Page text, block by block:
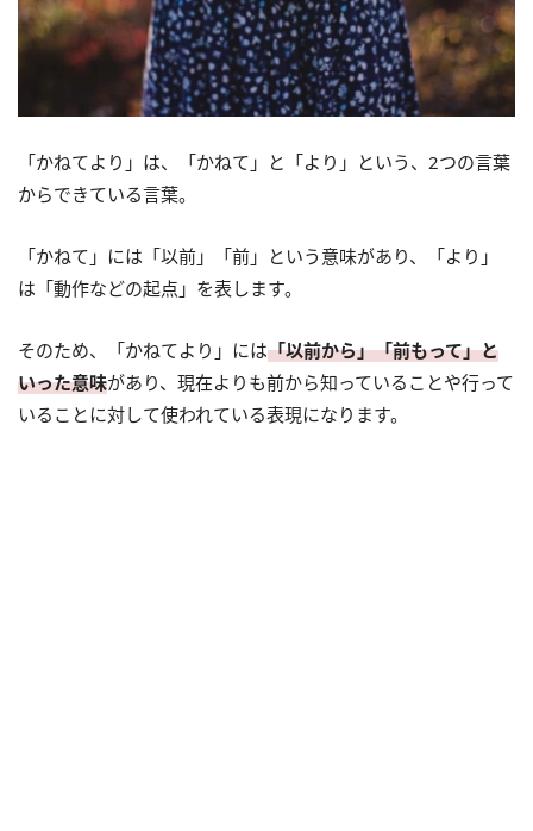
「かねてより」は、「かねて」と「より」という、2つの言葉
からできている言葉。
「かねて」には「以前」「前」という意味があり、「より」
は「動作などの起点」を表します。
そのため、「かねてより」には「以前から」「前もって」と
いった意味があり、現在よりも前から知っていることや行って
いることに対して使われている表現になります。